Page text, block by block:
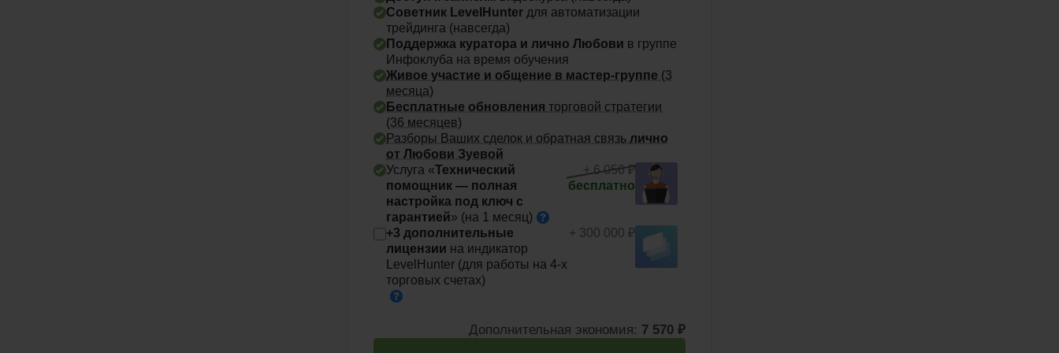
Советник LevelHunter для автоматизации
трейдинга (навсегда)
Поддержка куратора и лично Любови в группе
Инфоклуба на время обучения
Живое участие и общение в мастер-группе (3
месяца)
Бесплатные обновления торговой стратегии
(36 месяцев)
Разборы Ваших сделок и обратная связь лично
от Любови Зуевой
Услуга «Технический
помощник — полная
настройка под ключ с
гарантией» (на 1 месяц)
+ 6 056 ₽
бесплатно
+3 дополнительные
лицензии на индикатор
LevelHunter (для работы на 4-х
торговых счетах)
+ 300 000 ₽
Дополнительная экономия: 7 570 ₽